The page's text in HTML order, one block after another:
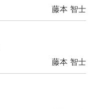
藤本 智士
藤本 智士